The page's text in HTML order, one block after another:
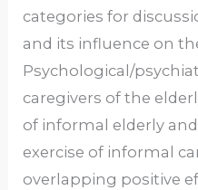
categories for
and its influence on
Psychological/
caregivers of the
of informal elderly
exercise of informal
overlapping positive